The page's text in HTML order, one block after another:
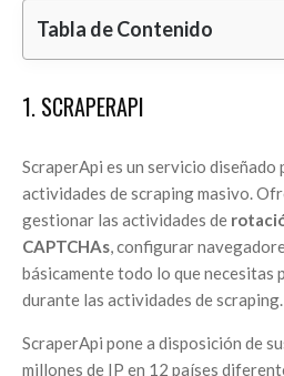
Tabla de Contenido
1. SCRAPERAPI
ScraperApi es un servicio diseñado
actividades de scraping masivo.
gestionar las actividades de
CAPTCHAs, configurar
básicamente todo lo que necesitas
durante las actividades de scraping.
ScraperApi pone a disposición de
millones de IP en 12 países